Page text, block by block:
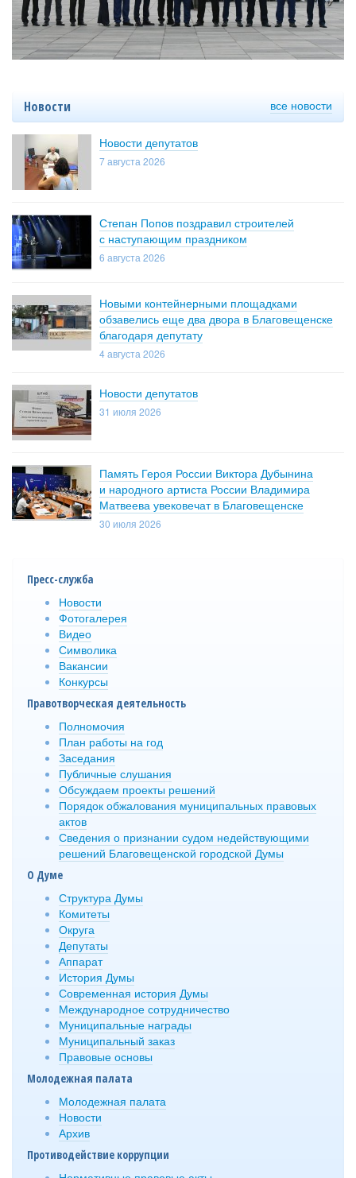
Новости все новости
Новости депутатов
7 августа 2026
Степан Попов поздравил строителей
с наступающим праздником
6 августа 2026
Новыми контейнерными площадками
обзавелись еще два двора в Благовещенске
благодаря депутату
4 августа 2026
Новости депутатов
31 июля 2026
Память Героя России Виктора Дубынина
и народного артиста России Владимира
Матвеева увековечат в Благовещенске
30 июля 2026
Пресс-служба
Новости
Фотогалерея
Видео
Символика
Вакансии
Конкурсы
Правотворческая деятельность
Полномочия
План работы на год
Заседания
Публичные слушания
Обсуждаем проекты решений
Порядок обжалования муниципальных правовых
актов
Сведения о признании судом недействующими
решений Благовещенской городской Думы
О Думе
Структура Думы
Комитеты
Округа
Депутаты
Аппарат
История Думы
Современная история Думы
Международное сотрудничество
Муниципальные награды
Муниципальный заказ
Правовые основы
Молодежная палата
Молодежная палата
Новости
Архив
Противодействие коррупции